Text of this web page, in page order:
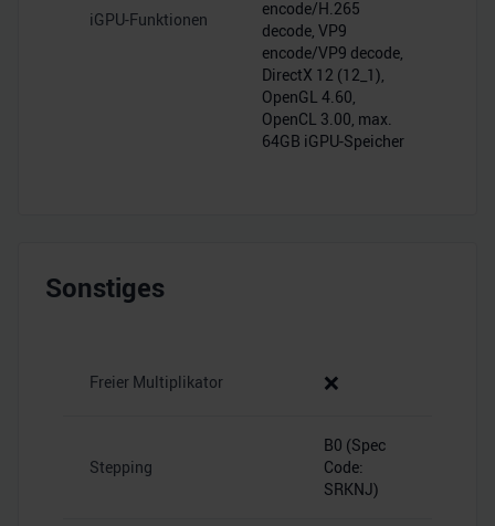
iGPU-Funktionen
encode/H.265
decode, VP9
encode/VP9 decode,
DirectX 12 (12_1),
OpenGL 4.60,
OpenCL 3.00, max.
64GB iGPU-Speicher
Sonstiges
Freier Multiplikator ❌
Stepping
B0 (Spec
Code:
SRKNJ)